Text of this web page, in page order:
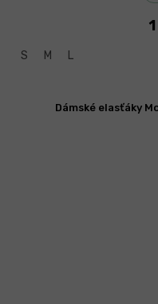
S M L
Dámské elasťáky